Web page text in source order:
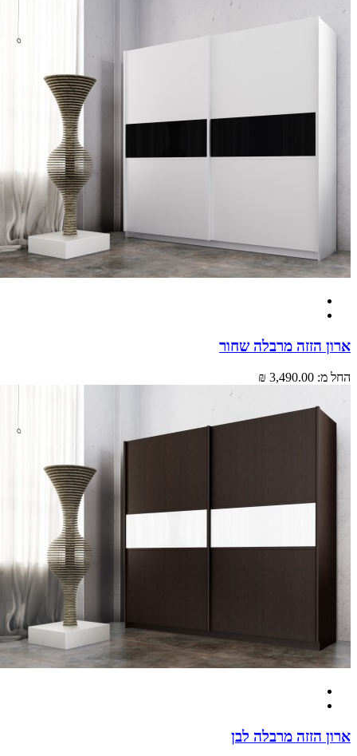
הזזה מרבלה שחור
מ: 3,490.00 ₪
הזזה מרבלה לבן